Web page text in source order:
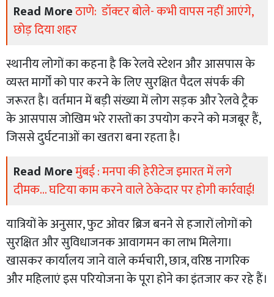
Read Moreठाणे: डॉक्टर बोले- कभी वापस नहीं आएंगे,
छोड़ दिया शहर
स्थानीय लोगों का कहना है कि रेलवे स्टेशन और आसपास के
व्यस्त मार्गों को पार करने के लिए सुरक्षित पैदल संपर्क की
जरूरत है। वर्तमान में बड़ी संख्या में लोग सड़क और रेलवे ट्रैक
के आसपास जोखिम भरे रास्तों का उपयोग करने को मजबूर हैं,
जिससे दुर्घटनाओं का खतरा बना रहता है।
Read Moreमुंबई : मनपा की हेरीटेज इमारत में लगे
दीमक... घटिया काम करने वाले ठेकेदार पर होगी कार्रवाई!
यात्रियों के अनुसार, फुट ओवर ब्रिज बनने से हजारों लोगों को
सुरक्षित और सुविधाजनक आवागमन का लाभ मिलेगा।
खासकर कार्यालय जाने वाले कर्मचारी, छात्र, वरिष्ठ नागरिक
और महिलाएं इस परियोजना के पूरा होने का इंतजार कर रहे हैं।